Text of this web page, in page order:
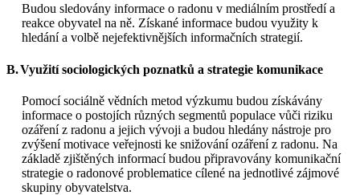
Budou sledovány informace o radonu v mediálním prostředí a
reakce obyvatel na ně. Získané informace budou využity k
hledání a volbě nejefektivnějších informačních strategií.
B.Využití sociologických poznatků a strategie komunikace
Pomocí sociálně vědních metod výzkumu budou získávány
informace o postojích různých segmentů populace vůči riziku
ozáření z radonu a jejich vývoji a budou hledány nástroje pro
zvýšení motivace veřejnosti ke snižování ozáření z radonu. Na
základě zjištěných informací budou připravovány komunikační
strategie o radonové problematice cílené na jednotlivé zájmové
skupiny obyvatelstva.